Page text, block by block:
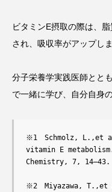
ビタミンE摂取の際は、
され、吸収率がアップしま
分子栄養学実践医師とと
で一緒に学び、自分自身
※1　Schmolz, L.,et
vitamin E
Chemistry, 7, 14–43.
※2　Miyazawa,